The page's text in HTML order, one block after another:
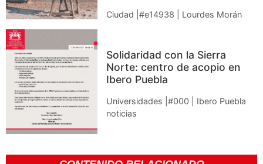
Ciudad |#e14938 | Lourdes Morán
Solidaridad con la Sierra
Norte: centro de acopio en
Ibero Puebla
Universidades |#000 | Ibero Puebla
noticias